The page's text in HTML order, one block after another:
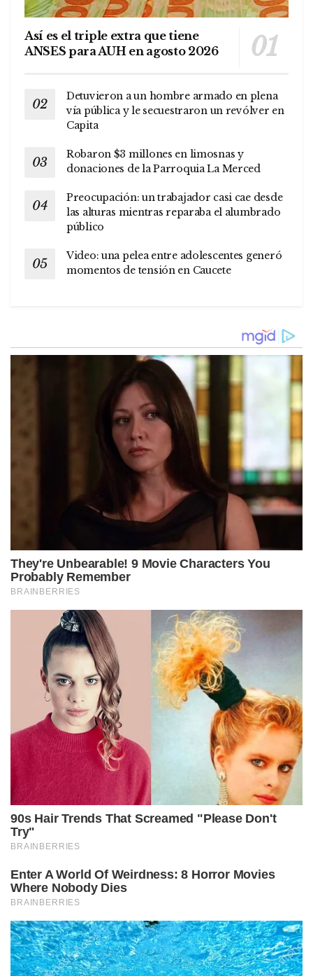
Así es el triple extra que tiene
ANSES para AUH en agosto 2026
Detuvieron a un hombre armado en plena
vía pública y le secuestraron un revólver en
Capita
Robaron $3 millones en limosnas y
donaciones de la Parroquia La Merced
Preocupación: un trabajador casi cae desde
las alturas mientras reparaba el alumbrado
público
Video: una pelea entre adolescentes generó
momentos de tensión en Caucete